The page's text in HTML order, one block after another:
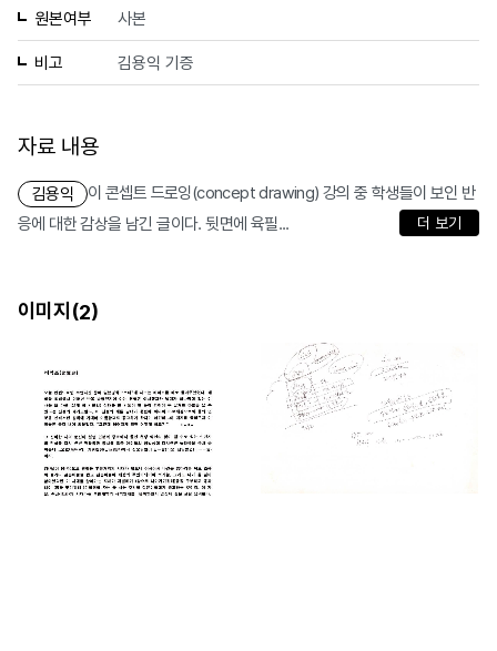
원본여부 사본
비고 김용익 기증
자료 내용
김용익
이 콘셉트 드로잉(concept drawing) 강의 중 학생들이 보인 반
응에 대한 감상을 남긴 글이다. 뒷면에 육필...
더 보기
이미지(2)